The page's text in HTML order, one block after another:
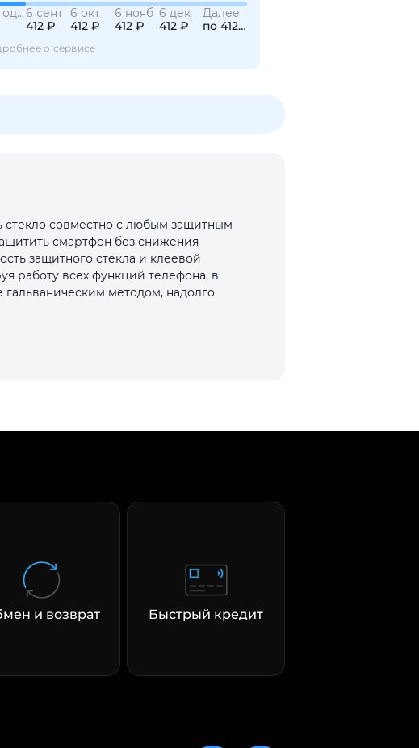
Сегодня6 сент
412 ₽
6 окт
412 ₽
6 нояб
412 ₽
6 дек
412 ₽
Далее
по 412 ₽
о сервисе
стекло совместно с любым защитным
смартфон без снижения
защитного стекла и клеевой
работу всех функций телефона, в
методом, надолго
и возврат Быстрый кредит
в 2